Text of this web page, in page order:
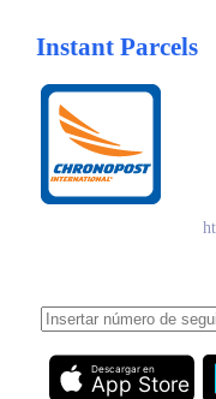
Instant Parcels
App Store
Descargar en